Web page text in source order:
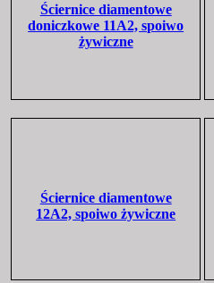
Ściernice diamentowe
doniczkowe 11A2, spoiwo
żywiczne
Ściernice diamentowe
12A2, spoiwo żywiczne